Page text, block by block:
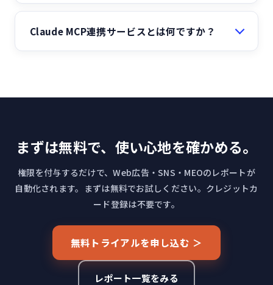
Claude MCP連携サービスとは何ですか？
まずは無料で、使い心地を確かめる。
権限を付与するだけで、Web広告・SNS・MEOのレポートが
自動化されます。まずは無料でお試しください。クレジットカ
ード登録は不要です。
無料トライアルを申し込む ＞
レポート一覧をみる